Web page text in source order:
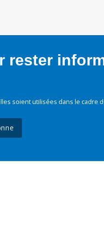
rester
soient utilisées dans le cadre